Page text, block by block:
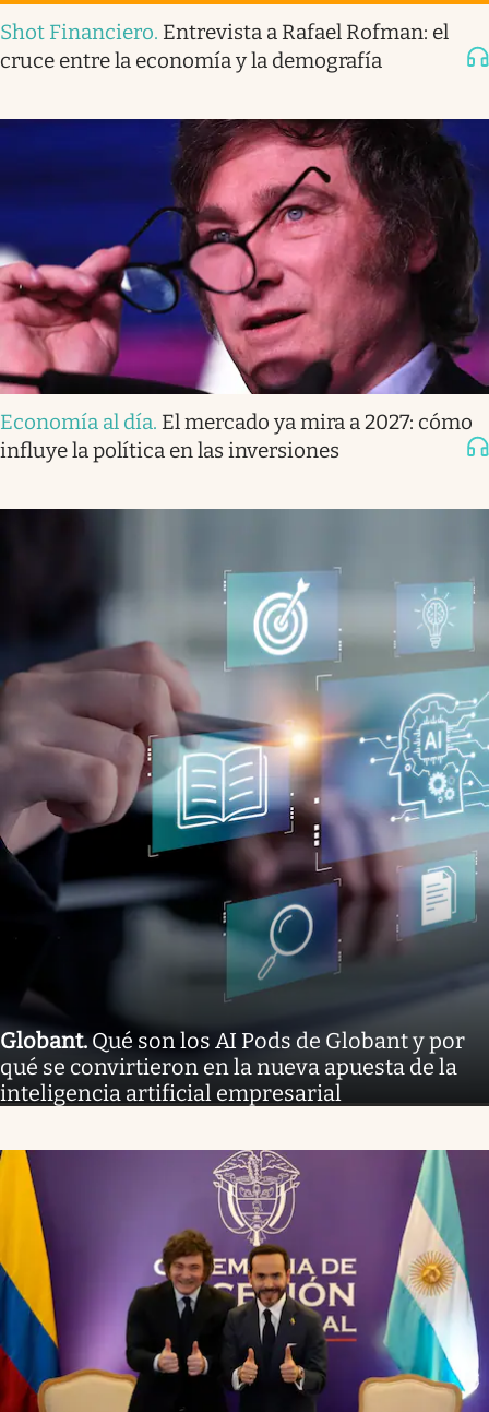
Shot Financiero. Entrevista a Rafael Rofman: el
cruce entre la economía y la demografía
Economía al día. El mercado ya mira a 2027: cómo
influye la política en las inversiones
Globant.Qué son los AI Pods de Globant y por
qué se convirtieron en la nueva apuesta de la
inteligencia artificial empresarial